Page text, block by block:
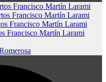
Francisco Martín Larami
Francisco Martín Larami
Francisco Martín Larami
Francisco Martín Larami